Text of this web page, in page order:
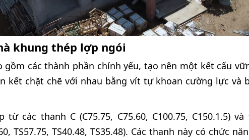
khung thép lợp ngói
các thành phần chính yếu, tạo nên một kết cấu
kết chặt chẽ với nhau bằng vít tự khoan cường lực và
các thanh C (C75.75, C75.60, C100.75, C150.1.5)
TS57.75, TS40.48, TS35.48). Các thanh này có chức